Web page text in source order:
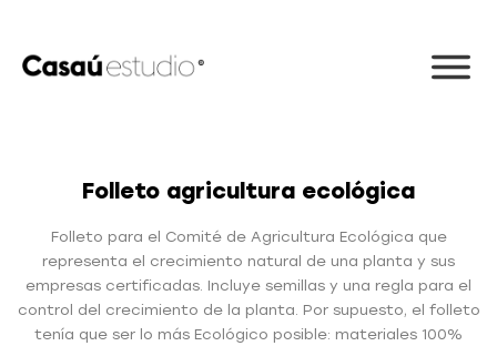
Folleto agricultura ecológica
Folleto para el Comité de Agricultura Ecológica que
representa el crecimiento natural de una planta y sus
empresas certificadas. Incluye semillas y una regla para el
control del crecimiento de la planta. Por supuesto, el folleto
tenía que ser lo más Ecológico posible: materiales 100%